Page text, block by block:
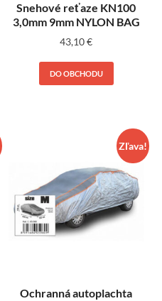
Snehové reťaze KN100
3,0mm 9mm NYLON BAG
43,10€
DO OBCHODU
Zľava!
Ochranná autoplachta